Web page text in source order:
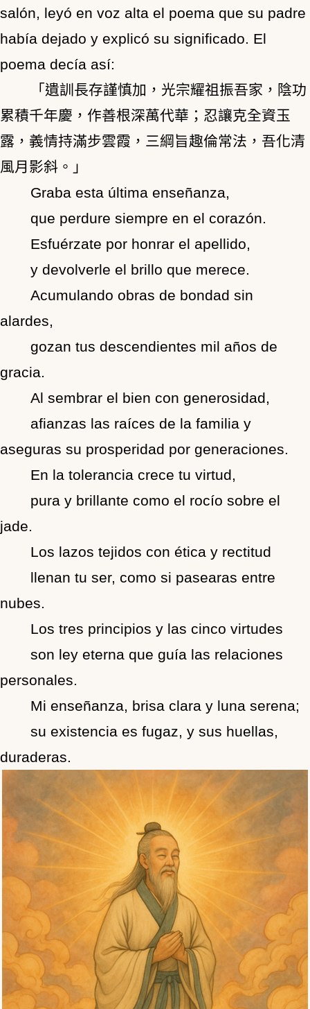
salón, leyó en voz alta el poema que su padre
había dejado y explicó su significado. El
poema decía así:
「遺訓長存謹慎加，光宗耀祖振吾家，陰功
累積千年慶，作善根深萬代華；忍讓克全資玉
露，義情持滿步雲霞，三綱旨趣倫常法，吾化清
風月影斜。」
Graba esta última enseñanza,
que perdure siempre en el corazón.
Esfuérzate por honrar el apellido,
y devolverle el brillo que merece.
Acumulando obras de bondad sin
alardes,
gozan tus descendientes mil años de
gracia.
Al sembrar el bien con generosidad,
afianzas las raíces de la familia y
aseguras su prosperidad por generaciones.
En la tolerancia crece tu virtud,
pura y brillante como el rocío sobre el
jade.
Los lazos tejidos con ética y rectitud
llenan tu ser, como si pasearas entre
nubes.
Los tres principios y las cinco virtudes
son ley eterna que guía las relaciones
personales.
Mi enseñanza, brisa clara y luna serena;
su existencia es fugaz, y sus huellas,
duraderas.